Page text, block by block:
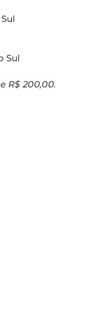
Sul
R$ 200,00.